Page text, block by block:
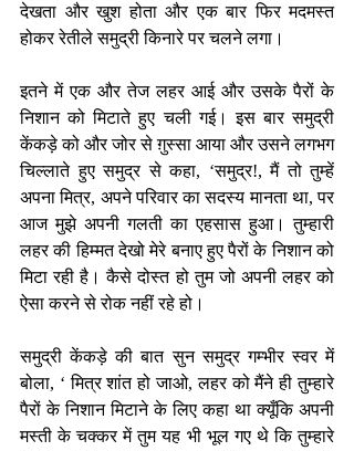
देखता और खुश होता और एक बार फिर मदमस्त
होकर रेतीले समुद्री किनारे पर चलने लगा।
इतने में एक और तेज लहर आई और उसके पैरों के
निशान को मिटाते हुए चली गई। इस बार समुद्री
केंकड़े को और जोर से ग़ुस्सा आया और उसने लगभग
चिल्लाते हुए समुद्र से कहा, ‘समुद्र!, मैं तो तुम्हें
अपना मित्र, अपने परिवार का सदस्य मानता था, पर
आज मुझे अपनी गलती का एहसास हुआ। तुम्हारी
लहर की हिम्मत देखो मेरे बनाए हुए पैरों के निशान को
मिटा रही है। कैसे दोस्त हो तुम जो अपनी लहर को
ऐसा करने से रोक नहीं रहे हो।
समुद्री केंकड़े की बात सुन समुद्र गम्भीर स्वर में
बोला, ‘ मित्र शांत हो जाओ, लहर को मैंने ही तुम्हारे
पैरों के निशान मिटाने के लिए कहा था क्यूँकि अपनी
मस्ती के चक्कर में तुम यह भी भूल गए थे कि तुम्हारे